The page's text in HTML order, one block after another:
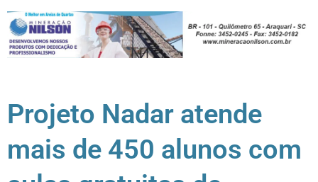
Projeto Nadar atende
mais de 450 alunos com